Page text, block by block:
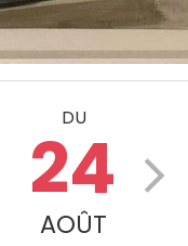
DU
24
AOÛT